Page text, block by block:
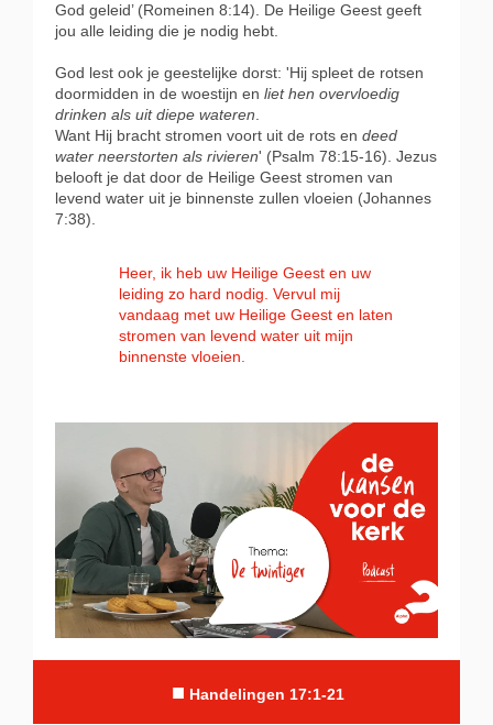
God geleid’ (Romeinen 8:14). De Heilige Geest geeft
jou alle leiding die je nodig hebt.
God lest ook je geestelijke dorst: 'Hij spleet de rotsen
doormidden in de woestijn en liet hen overvloedig
drinken als uit diepe wateren.
Want Hij bracht stromen voort uit de rots en deed
water neerstorten als rivieren' (Psalm 78:15-16). Jezus
belooft je dat door de Heilige Geest stromen van
levend water uit je binnenste zullen vloeien (Johannes
7:38).
Heer, ik heb uw Heilige Geest en uw
leiding zo hard nodig. Vervul mij
vandaag met uw Heilige Geest en laten
stromen van levend water uit mijn
binnenste vloeien.
■ Handelingen 17:1-21